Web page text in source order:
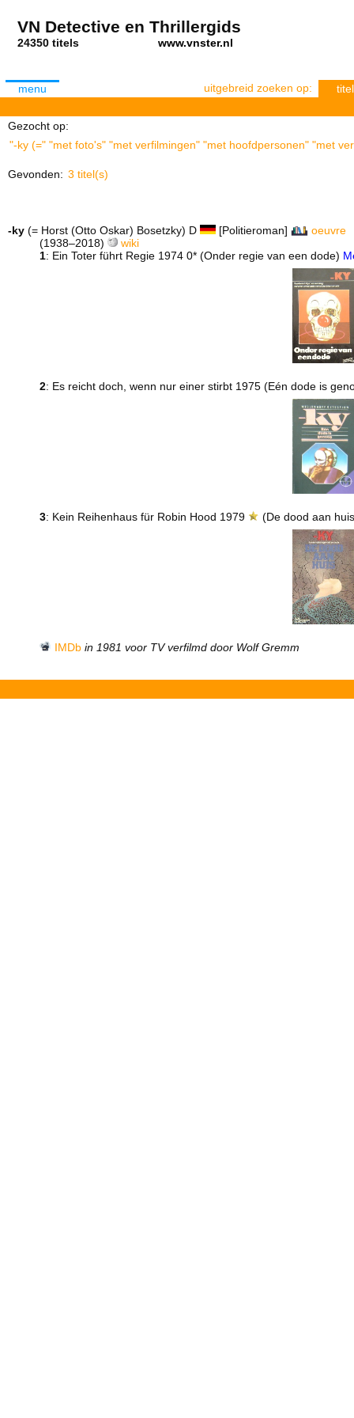
VN Detective en Thrillergids
24350 titels www.vnster.nl
menu uitgebreid zoeken op: titel
Gezocht op:
"-ky (=" "met foto's" "met verfilmingen" "met hoofdpersonen" "met
Gevonden: 3 titel(s)
-ky (= Horst (Otto Oskar) Bosetzky) D [Politieroman]
oeuvre
(1938–2018)
wiki
1: Ein Toter führt Regie 1974 0* (Onder regie van een dode)
2: Es reicht doch, wenn nur einer stirbt 1975 (Eén dode is
3: Kein Reihenhaus für Robin Hood 1979 (De dood aan
IMDb in 1981 voor TV verfilmd door Wolf Gremm